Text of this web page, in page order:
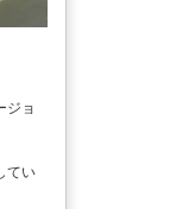
ジョ
てい